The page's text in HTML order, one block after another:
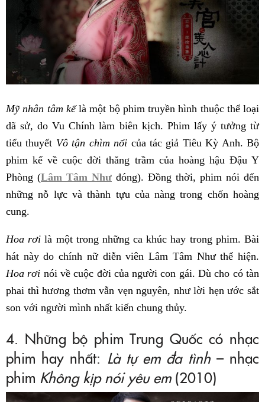
Mỹ nhân tâm kếlà một bộ phim truyền hình thuộc thể loại
dã sử, do Vu Chính làm biên kịch. Phim lấy ý tưởng từ
tiểu thuyết Vô tận chìm nổi của tác giả Tiêu Kỳ Anh. Bộ
phim kể về cuộc đời thăng trầm của hoàng hậu Đậu Y
Phòng (Lâm Tâm Như đóng). Đồng thời, phim nói đến
những nỗ lực và thành tựu của nàng trong chốn hoàng
cung.
Hoa rơi là một trong những ca khúc hay trong phim. Bài
hát này do chính nữ diễn viên Lâm Tâm Như thể hiện.
Hoa rơi nói về cuộc đời của người con gái. Dù cho có tàn
phai thì hương thơm vẫn vẹn nguyên, như lời hẹn ước sắt
son với người mình nhất kiến chung thủy.
4. Những bộ phim Trung Quốc có nhạc
phim hay nhất: Là tự em đa tình– nhạc
phim Không kịp nói yêu em(2010)